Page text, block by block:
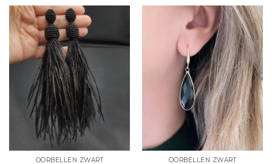
OORBELLEN ZWART OORBELLEN ZWART